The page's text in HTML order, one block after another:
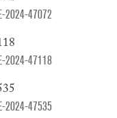
2024-47072
2024-47118
2024-47535